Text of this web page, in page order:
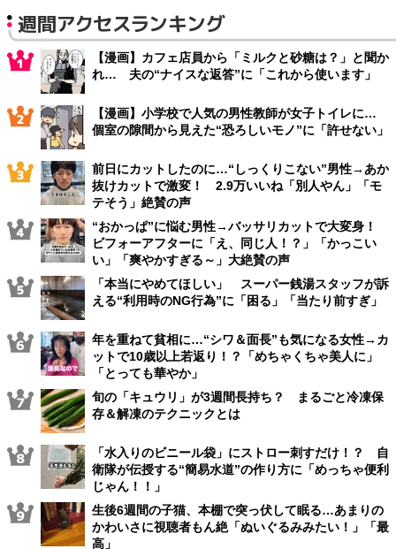
週間アクセスランキング
【漫画】カフェ店員から「ミルクと砂糖は？」と聞か
れ… 夫の“ナイスな返答”に「これから使います」
【漫画】小学校で人気の男性教師が女子トイレに…
個室の隙間から見えた“恐ろしいモノ”に「許せない」
前日にカットしたのに…“しっくりこない”男性→あか
抜けカットで激変！ 2.9万いいね「別人やん」「モ
テそう」絶賛の声
“おかっぱ”に悩む男性→バッサリカットで大変身！
ビフォーアフターに「え、同じ人！？」「かっこい
い」「爽やかすぎる～」大絶賛の声
「本当にやめてほしい」 スーパー銭湯スタッフが訴
える“利用時のNG行為”に「困る」「当たり前すぎ」
年を重ねて貧相に…“シワ＆面長”も気になる女性→カ
ットで10歳以上若返り！？「めちゃくちゃ美人に」
「とっても華やか」
旬の「キュウリ」が3週間長持ち？ まるごと冷凍保
存＆解凍のテクニックとは
「水入りのビニール袋」にストロー刺すだけ！？ 自
衛隊が伝授する“簡易水道”の作り方に「めっちゃ便利
じゃん！！」
生後6週間の子猫、本棚で突っ伏して眠る…あまりの
かわいさに視聴者もん絶「ぬいぐるみみたい！」「最
高」